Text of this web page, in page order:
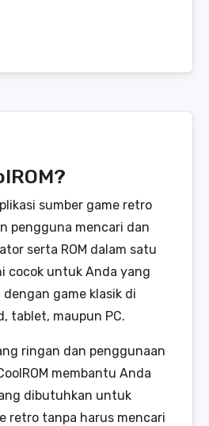
sumber game retro
pengguna mencari dan
serta ROM dalam satu
cocok untuk Anda yang
game klasik di
tablet, maupun PC.
ringan dan penggunaan
membantu Anda
dibutuhkan untuk
retro tanpa harus mencari